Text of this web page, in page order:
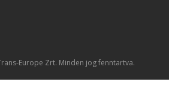
Europe Zrt. Minden jog fenntartva.